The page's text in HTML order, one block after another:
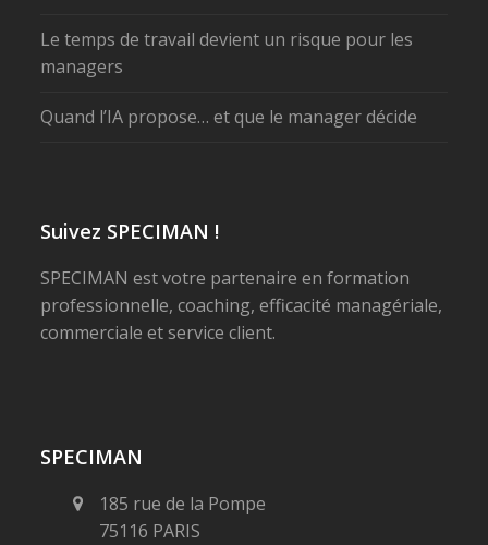
Le temps de travail devient un risque pour les
managers
Quand l’IA propose… et que le manager décide
Suivez SPECIMAN !
SPECIMAN est votre partenaire en formation
professionnelle, coaching, efficacité managériale,
commerciale et service client.
SPECIMAN
185 rue de la Pompe
75116 PARIS